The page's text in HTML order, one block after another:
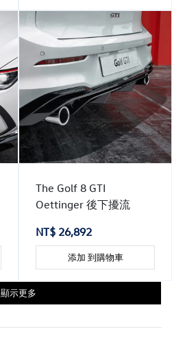
The Golf 8 GTI
Oettinger 後下擾流
NT$ 26,892
添加 到購物車
顯示更多